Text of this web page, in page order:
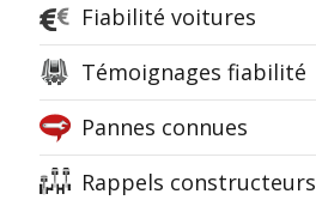
Fiabilité voitures
Témoignages fiabilité
Pannes connues
Rappels constructeurs